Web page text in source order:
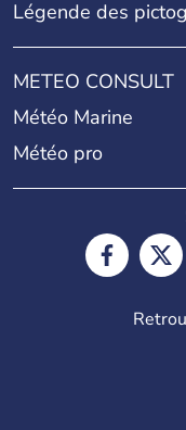
Légende des
METEO CONSULT
Météo Marine
Météo pro